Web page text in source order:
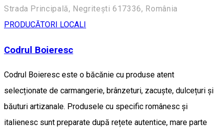
Strada Principală, Negriteşti 617336, România
PRODUCĂTORI LOCALI
Codrul Boieresc
Codrul Boieresc este o băcănie cu produse atent
selecționate de carmangerie, brânzeturi, zacuște, dulcețuri și
băuturi artizanale. Produsele cu specific românesc și
italienesc sunt preparate după rețete autentice, mare parte